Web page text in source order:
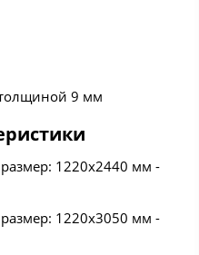
9 мм
1220х2440 мм -
1220х3050 мм -